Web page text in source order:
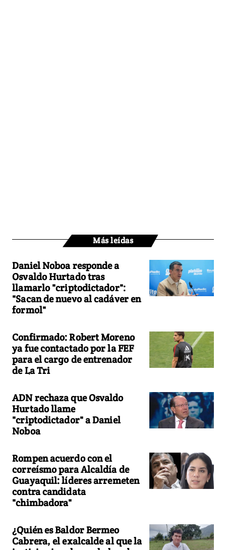
Más leídas
Daniel Noboa responde a
Osvaldo Hurtado tras
llamarlo "criptodictador":
"Sacan de nuevo al cadáver en
formol"
Confirmado: Robert Moreno
ya fue contactado por la FEF
para el cargo de entrenador
de La Tri
ADN rechaza que Osvaldo
Hurtado llame
"criptodictador" a Daniel
Noboa
Rompen acuerdo con el
correísmo para Alcaldía de
Guayaquil: líderes arremeten
contra candidata
"chimbadora"
¿Quién es Baldor Bermeo
Cabrera, el exalcalde al que la